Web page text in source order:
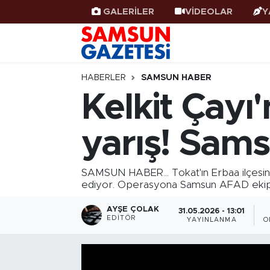
GALERİLER VİDEOLAR
HABERLER SAMSUN HABER
Kelkit
yarış!
SAMSUN HABER... Tokat'ın Erbaa
ediyor. Operasyona Samsun AFAD
AYŞE ÇOLAK
EDITÖR
31.05.2026 - 13:01
YAYINLANMA
Samsun Haber
Samsunspor
Samsun Rehberi
Resmi İlanlar
Samsun Nöbetçi Eczaneler
Samsun Hava Durumu
SAMSUN Namaz Vakitleri
Samsun Trafik Yoğunluk Haritası
Süper Lig Puan Durumu ve Fikstür